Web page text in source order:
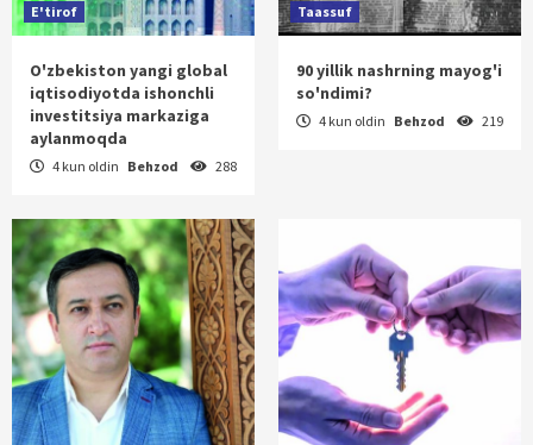
E'tirof
O'zbekiston yangi global
iqtisodiyotda ishonchli
investitsiya markaziga
aylanmoqda
4 kun oldin Behzod 288
Taassuf
90 yillik nashrning mayog'i
so'ndimi?
4 kun oldin Behzod 219